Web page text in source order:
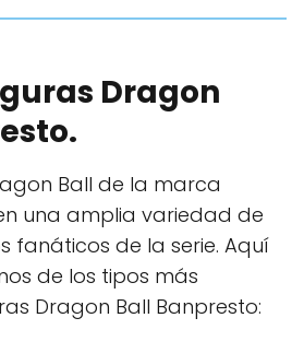
Dragon
Ball de la marca
una amplia variedad de
fanáticos de la serie. Aquí
de los tipos más
Dragon Ball Banpresto: